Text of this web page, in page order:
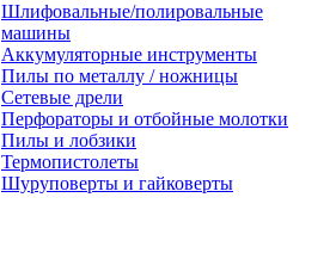
Шлифовальные/полировальные
машины
Аккумуляторные инструменты
Пилы по металлу / ножницы
Сетевые дрели
Перфораторы и отбойные молотки
Пилы и лобзики
Термопистолеты
Шуруповерты и гайковерты